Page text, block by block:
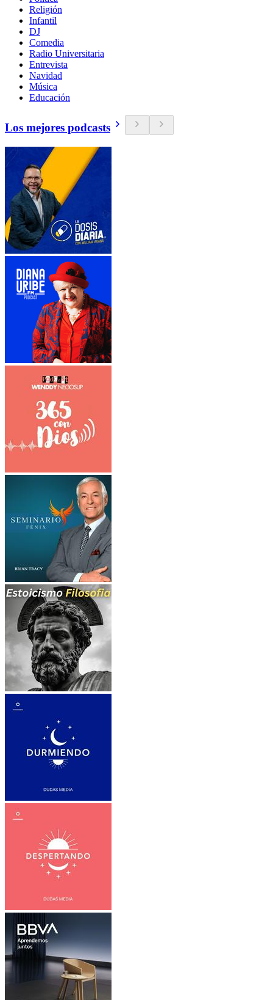
Religión
Infantil
DJ
Comedia
Radio Universitaria
Entrevista
Navidad
Música
Educación
Los mejores podcasts